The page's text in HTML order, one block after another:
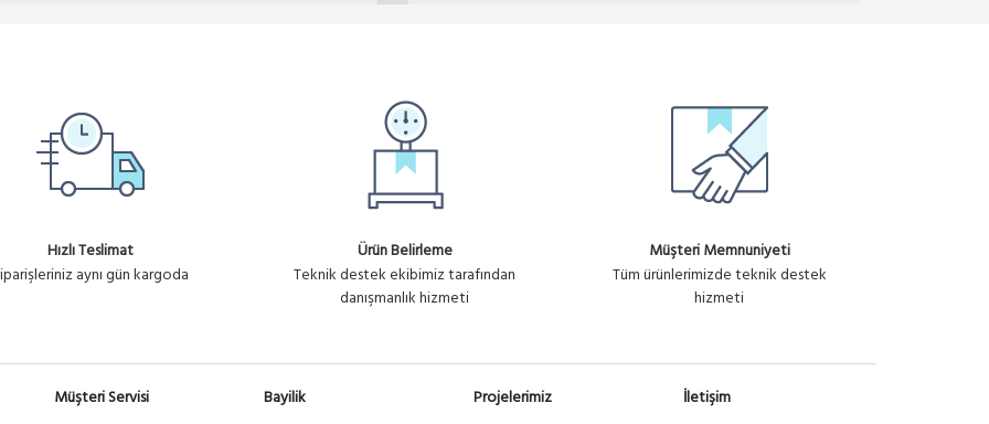
Hızlı Teslimat
aynı gün kargoda
Ürün Belirleme
Teknik destek ekibimiz tarafından
danışmanlık hizmeti
Müşteri Memnuniyeti
Tüm ürünlerimizde teknik destek
hizmeti
Müşteri Servisi
Bayilik
Projelerimiz
İletişim